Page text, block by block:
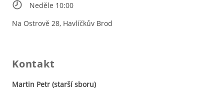
Neděle 10:00
Na Ostrově 28, Havlíčkův Brod
Kontakt
Martin Petr (starší sboru)